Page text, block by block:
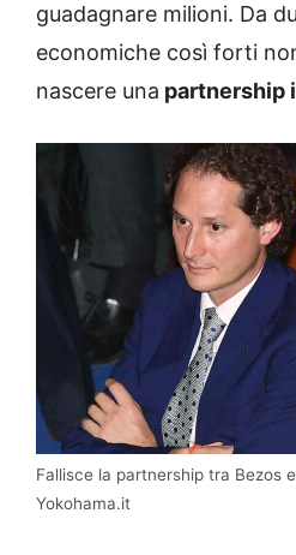
guadagnare milioni. Da
economiche così forti
nascere una partnership
Fallisce la partnership tra Bezos
Yokohama.it